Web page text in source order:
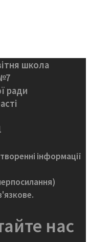
школа
ради
інформації
нас